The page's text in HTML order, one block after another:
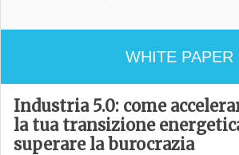
WHITE PAPER
Industria 5.0: come
la tua transizione
superare la burocrazia